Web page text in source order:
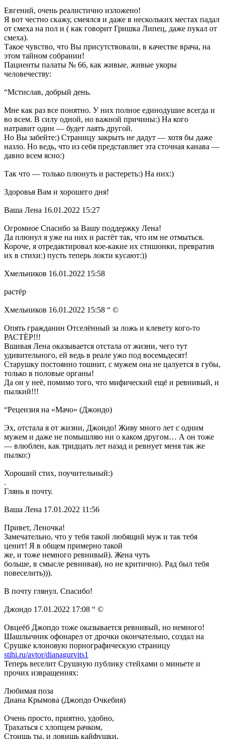
Евгений, очень реалистично изложено!
Я вот честно скажу, смеялся и даже в нескольких местах падал
от смеха на пол и ( как говорит Гришка Липец, даже пукал от
смеха).
Такое чувство, что Вы присутствовали, в качестве врача, на
этом тайном собрании!
Пациенты палаты № 66, как живые, живые укоры
человечеству:
“Мстислав, добрый день.
Мне как раз все понятно. У них полное единодушие всегда и
во всем. В силу одной, но важной причины:) На кого
натравит один — будет лаять другой.
Но Вы забейте:) Страницу закрыть не дадут — хотя бы даже
назло. Но ведь, что из себя представляет эта сточная канава —
давно всем ясно:)
Так что — только плюнуть и растереть:) На них:)
Здоровья Вам и хорошего дня!
Ваша Лена 16.01.2022 15:27
Огромное Спасибо за Вашу поддержку Лена!
Да плюнул я уже на них и растёт так, что им не отмыться.
Короче, я отредактировал кое-какие их стишонки, превратив
их в стихи:) пусть теперь локти кусают:))
Хмельников 16.01.2022 15:58
растёр
Хмельников 16.01.2022 15:58 “ ©
Опять гражданин Отселённый за ложь и клевету кого-то
РАСТЁР!!!
Вшивая Лена оказывается отстала от жизни, чего тут
удивительного, ей ведь в реале ужо под восемьдесят!
Старушку постоянно тошнит, с мужем она не цалуется в губы,
только в половые органы!
Да он у неё, помимо того, что мифический ещё и ревнивый, и
пылкий!!!
“Рецензия на «Мачо» (Джондо)
Эх, отстала я от жизни, Джондо! Живу много лет с одним
мужем и даже не помышляю ни о каком другом… А он тоже
— влюблен, как тридцать лет назад и ревнует меня так же
пылко:)
Хороший стих, поучительный:)
.
Глянь в почту.
Ваша Лена 17.01.2022 11:56
Привет, Леночка!
Замечательно, что у тебя такой любящий муж и так тебя
ценит! Я в общем примерно такой
же, и тоже немного ревнивый). Жена чуть
больше, в смысле ревнивая), но не критично). Рад был тебя
повеселить))).
В почту глянул. Спасибо!
Джондо 17.01.2022 17:08 “ ©
Овцеёб Джопдо тоже оказывается ревнивый, но немного!
Шашлычник офонарел от дрочки окончательно, создал на
Срушке клоновую порнографическую страницу
stihi.ru/avtor/dianagurvits1
Теперь веселит Срушную публику стейхами о миньете и
прочих извращениях:
Любимая поза
Диана Крымова (Джопдо Очкебия)
Очень просто, приятно, удобно,
Трахаться с хлопцем рачком,
Стоишь ты, и ловишь кайфушки,